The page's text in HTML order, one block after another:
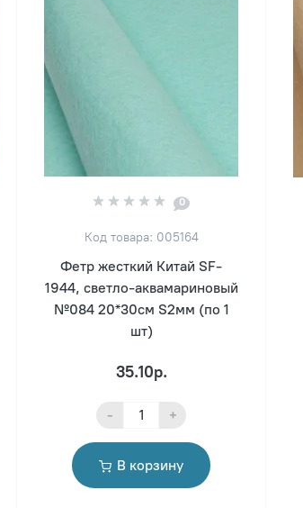
0
Код товара: 005164
Фетр жесткий Китай SF-
1944, светло-аквамариновый
№084 20*30см S2мм (по 1
шт)
35.10р.
- +
В корзину